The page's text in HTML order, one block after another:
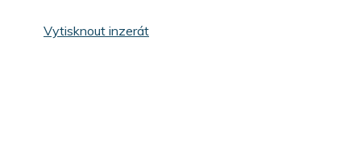
Vytisknout inzerát